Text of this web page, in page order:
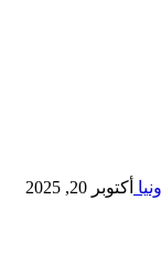
أكتوبر 20, 2025